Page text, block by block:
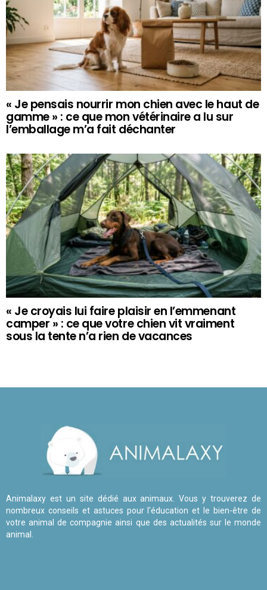
« Je pensais nourrir mon chien avec le haut de
gamme » : ce que mon vétérinaire a lu sur
l’emballage m’a fait déchanter
« Je croyais lui faire plaisir en l’emmenant
camper » : ce que votre chien vit vraiment
sous la tente n’a rien de vacances
Animalaxy est un site dédié aux animaux. Vous y trouverez de
nombreux conseils et astuces pour l'éducation et le bien-être de
votre animal de compagnie ainsi que des actualités sur le monde
animal.